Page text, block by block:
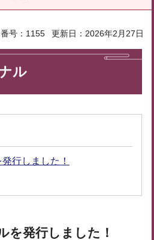
号：1155 更新日：2026年2月27日
ル
行しました！
を発行しました！